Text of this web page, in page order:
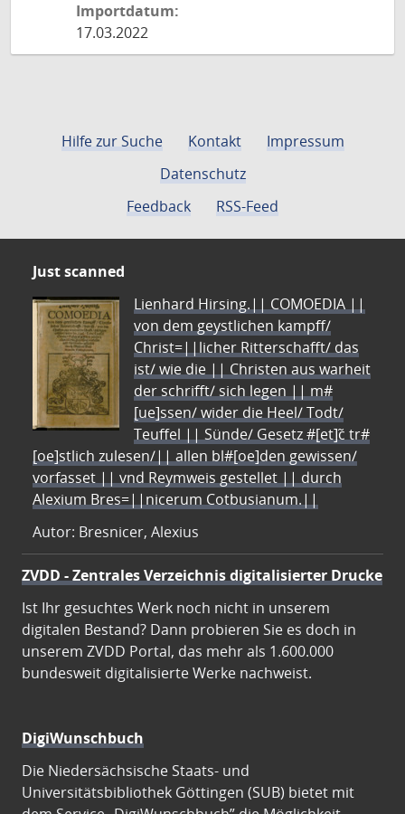
Importdatum:
17.03.2022
Hilfe zur Suche Kontakt
Impressum
Datenschutz
Feedback
RSS-Feed
Just scanned
Lienhard Hirsing.|| COMOEDIA ||
von dem geystlichen kampff/
Christ=||licher Ritterschafft/ das
ist/ wie die || Christen aus warheit
der schrifft/ sich legen || m#
[ue]ssen/ wider die Heel/ Todt/
Teuffel || Sünde/ Gesetz #[et]c̃ tr#
[oe]stlich zulesen/|| allen bl#[oe]den gewissen/
vorfasset || vnd Reymweis gestellet || durch
Alexium Bres=||nicerum Cotbusianum.||
Autor: Bresnicer, Alexius
ZVDD - Zentrales Verzeichnis digitalisierter Drucke
Ist Ihr gesuchtes Werk noch nicht in unserem
digitalen Bestand? Dann probieren Sie es doch in
unserem ZVDD Portal, das mehr als 1.600.000
bundesweit digitalisierte Werke nachweist.
DigiWunschbuch
Die Niedersächsische Staats- und
Universitätsbibliothek Göttingen (SUB) bietet mit